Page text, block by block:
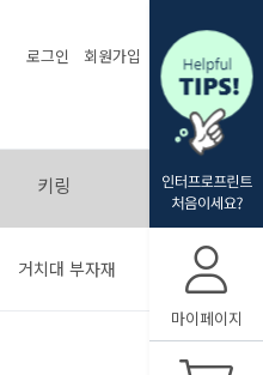
로그인 회원가입
키링
거치대 부자재
마이페이지